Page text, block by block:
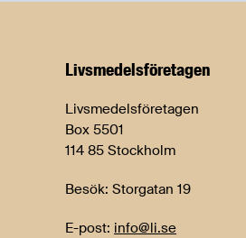
Livsmedels­företagen
Livsmedelsföretagen
Box 5501
114 85 Stockholm
Besök: Storgatan 19
E-post: info@li.se